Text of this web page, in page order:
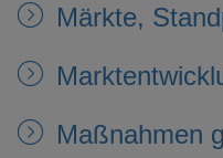
Märkte,
Maßnahmen